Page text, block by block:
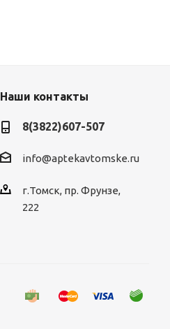
Наши контакты
8(3822)607-507
info@aptekavtomske.ru
г.Томск, пр. Фрунзе,
222